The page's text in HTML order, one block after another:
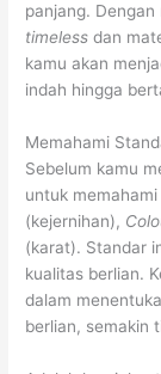
panjang.
timeless dan
kamu akan
indah hingga
Memahami
Sebelum kamu
untuk memahami
(kejernihan),
(karat). Standar
kualitas berlian.
dalam
berlian, semakin